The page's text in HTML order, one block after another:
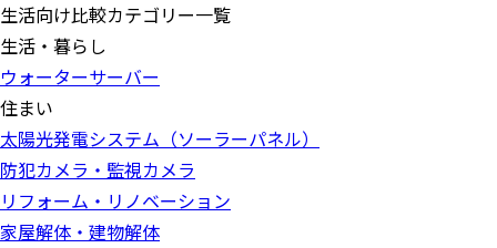
生活向け比較カテゴリー一覧
生活・暮らし
ウォーターサーバー
住まい
太陽光発電システム（ソーラーパネル）
防犯カメラ・監視カメラ
リフォーム・リノベーション
家屋解体・建物解体